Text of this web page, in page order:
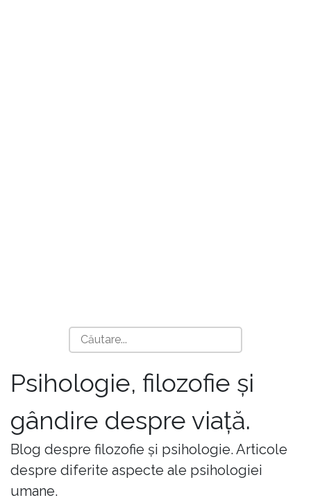
Psihologie, filozofie și
gândire despre viață.
Blog despre filozofie și psihologie. Articole
despre diferite aspecte ale psihologiei
umane.